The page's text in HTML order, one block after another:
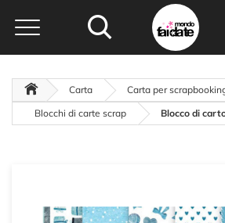
Carta
Carta per
Blocchi di carte scrap
Blocco di